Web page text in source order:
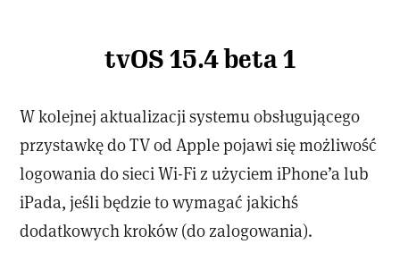
tvOS 15.4 beta 1
W kolejnej aktualizacji systemu obsługującego
przystawkę do TV od Apple pojawi się możliwość
logowania do sieci Wi-Fi z użyciem iPhone’a lub
iPada, jeśli będzie to wymagać jakichś
dodatkowych kroków (do zalogowania).